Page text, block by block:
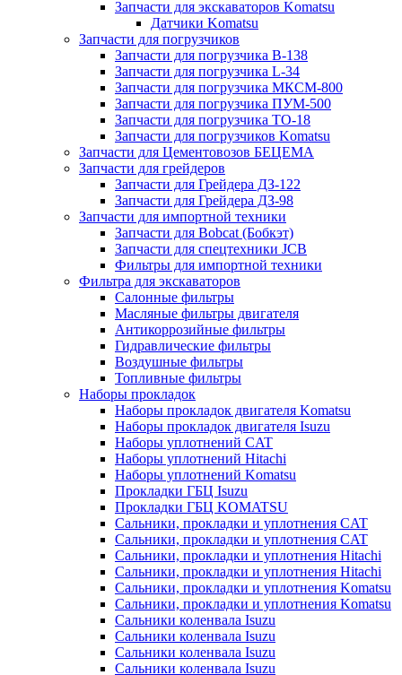
Запчасти для экскаваторов Komatsu
Датчики Komatsu
Запчасти для погрузчиков
Запчасти для погрузчика B-138
Запчасти для погрузчика L-34
Запчасти для погрузчика МКСМ-800
Запчасти для погрузчика ПУМ-500
Запчасти для погрузчика ТО-18
Запчасти для погрузчиков Komatsu
Запчасти для Цементовозов БЕЦЕМА
Запчасти для грейдеров
Запчасти для Грейдера ДЗ-122
Запчасти для Грейдера ДЗ-98
Запчасти для импортной техники
Запчасти для Bobcat (Бобкэт)
Запчасти для спецтехники JCB
Фильтры для импортной техники
Фильтра для экскаваторов
Салонные фильтры
Масляные фильтры двигателя
Антикоррозийные фильтры
Гидравлические фильтры
Воздушные фильтры
Топливные фильтры
Наборы прокладок
Наборы прокладок двигателя Komatsu
Наборы прокладок двигателя Isuzu
Наборы уплотнений CAT
Наборы уплотнений Hitachi
Наборы уплотнений Komatsu
Прокладки ГБЦ Isuzu
Прокладки ГБЦ KOMATSU
Сальники, прокладки и уплотнения CAT
Сальники, прокладки и уплотнения CAT
Сальники, прокладки и уплотнения Hitachi
Сальники, прокладки и уплотнения Hitachi
Сальники, прокладки и уплотнения Komatsu
Сальники, прокладки и уплотнения Komatsu
Сальники коленвала Isuzu
Сальники коленвала Isuzu
Сальники коленвала Isuzu
Сальники коленвала Isuzu